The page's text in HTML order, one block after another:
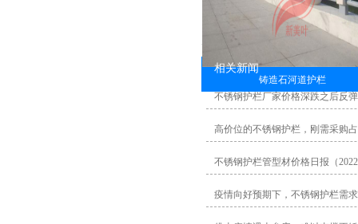
铸造石河道护栏
相关新闻
不锈钢护栏厂家价格深跌之后反
高价位的不锈钢护栏，刚需采购
不锈钢护栏管型材价格日报（
疫情向好预期下，不锈钢护栏需